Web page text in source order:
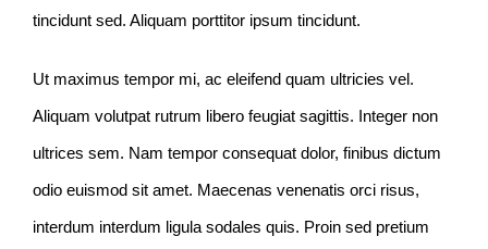
tincidunt sed. Aliquam porttitor ipsum tincidunt.
Ut maximus tempor mi, ac eleifend quam ultricies vel.
Aliquam volutpat rutrum libero feugiat sagittis. Integer non
ultrices sem. Nam tempor consequat dolor, finibus dictum
odio euismod sit amet. Maecenas venenatis orci risus,
interdum interdum ligula sodales quis. Proin sed pretium